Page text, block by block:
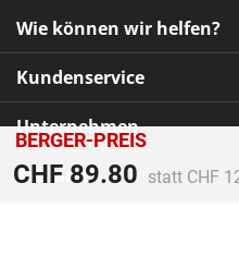
BERGER-PREIS
CHF 89.80 Preis
statt CHF
Wie können wir helfen?
Kundenservice
Unternehmen
Zahlarten